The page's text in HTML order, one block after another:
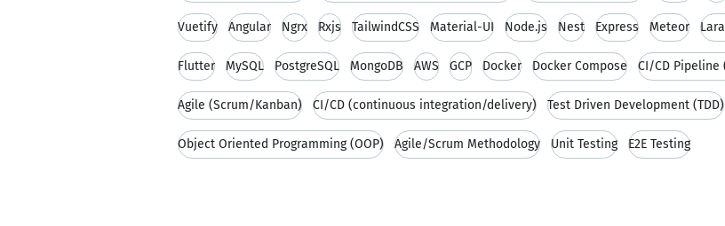
Vuetify Angular Ngrx Rxjs TailwindCSS Material-UI Node.js Nest Express Meteor
Flutter MySQL PostgreSQL MongoDB AWS GCP Docker Docker Compose CI/CD
Agile (Scrum/Kanban) CI/CD (continuous integration/delivery) Test Driven Development (TDD)
Object Oriented Programming (OOP) Agile/Scrum Methodology Unit Testing E2E Testing